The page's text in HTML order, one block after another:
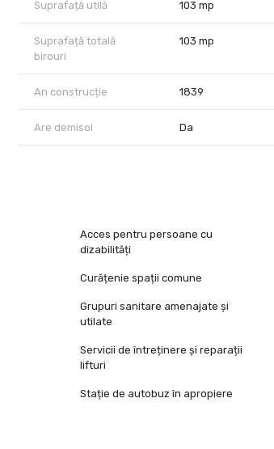
Suprafață utilă 103 mp
Suprafață totală
birouri
103 mp
An construcție 1839
Are demisol Da
Acces pentru persoane cu
dizabilități
Curățenie spații comune
Grupuri sanitare amenajate și
utilate
Servicii de întreținere și reparații
lifturi
Stație de autobuz în apropiere